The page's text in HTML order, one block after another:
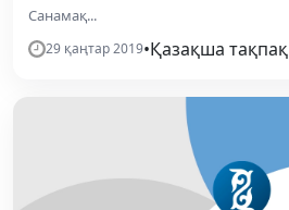
Санамақ...
29 қаңтар 2019•Қазақша тақпақ